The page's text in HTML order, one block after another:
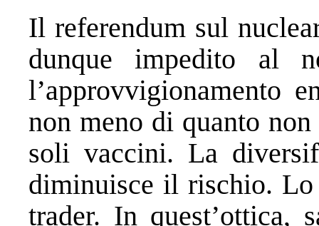
Il referendum sul
dunque impedito al
l’approvvigionamento
non meno di quanto
soli vaccini. La
diminuisce il rischio.
trader. In quest’ottica,